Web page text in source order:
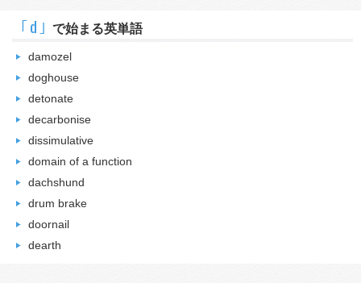
｢d｣ で始まる英単語
damozel
doghouse
detonate
decarbonise
dissimulative
domain of a function
dachshund
drum brake
doornail
dearth